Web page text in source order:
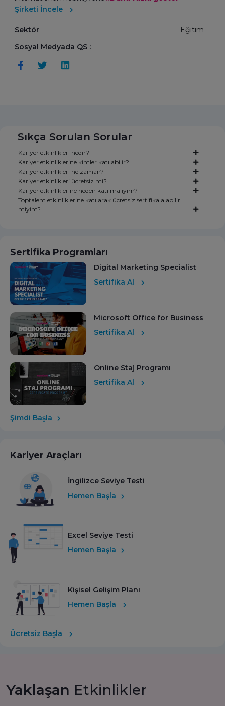
Şirketi İncele
Sektör
Eğitim
Sosyal Medyada QS :
Sıkça Sorulan Sorular
Kariyer etkinlikleri nedir?
Kariyer etkinliklerine kimler katılabilir?
Kariyer etkinlikleri ne zaman?
Kariyer etkinlikleri ücretsiz mi?
Kariyer etkinliklerine neden katılmalıyım?
Toptalent etkinliklerine katılarak ücretsiz sertifika alabilir
miyim?
Sertifika Programları
Digital Marketing Specialist
Sertifika Al
Microsoft Office for Business
Sertifika Al
Online Staj Programı
Sertifika Al
Şimdi Başla
Kariyer Araçları
İngilizce Seviye Testi
Hemen Başla
Excel Seviye Testi
Hemen Başla
Kişisel Gelişim Planı
Hemen Başla
Ücretsiz Başla
Yaklaşan Etkinlikler